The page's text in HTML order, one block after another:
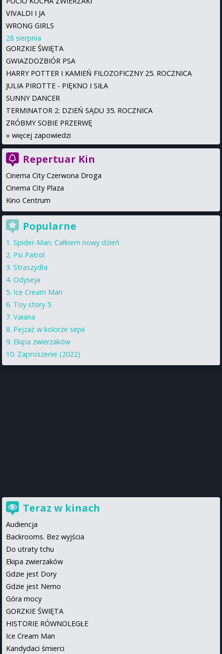
VIVALDI I JA
WRONG GIRLS
28 sierpnia
GORZKIE ŚWIĘTA
GWIAZDOZBIÓR PSA
HARRY POTTER I KAMIEŃ FILOZOFICZNY 25. ROCZNICA
JULIA PIROTTE - PIĘKNO I SIŁA
SUNNY DANCER
TERMINATOR 2: DZIEŃ SĄDU 35. ROCZNICA
ZRÓBMY SOBIE PRZERWĘ
» więcej zapowiedzi
Repertuar Kin
Cinema City Czerwona Droga
Cinema City Plaza
Kino Centrum
Popularne
Spider-Man: Całkiem nowy dzień
Psi Patrol
Straszydła
Odyseja
Ice Cream Man
Toy story 5
Vaiana
Pejzaż w kolorze sepii
Ekipa zwierzaków
Zaproszenie (2022)
Teraz w kinach
Audiencja
Backrooms. Bez wyjścia
Do utraty tchu
Ekipa zwierzaków
Gdzie jest Dory
Gdzie jest Nemo
Góra mocy
GORZKIE ŚWIĘTA
HISTORIE RÓWNOLEGŁE
Ice Cream Man
Kandydaci śmierci